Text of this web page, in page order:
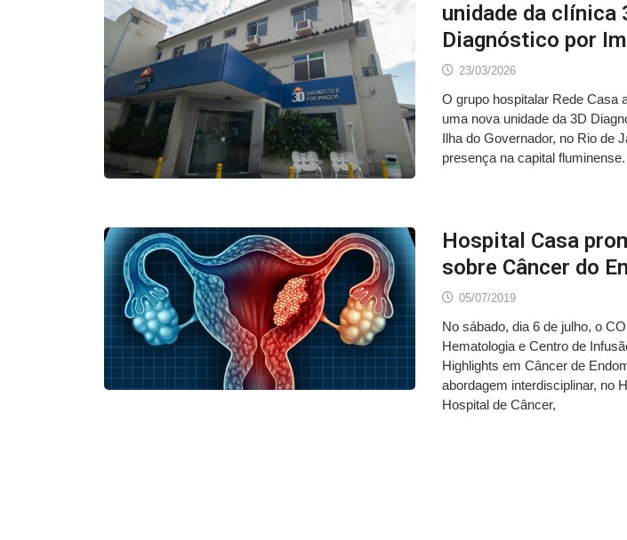
unidade da clínica
Diagnóstico por
23/03/2026
O grupo hospitalar Rede Casa
uma nova unidade da 3D
Ilha do Governador, no Rio de
presença na capital
Hospital Casa
sobre Câncer do
05/07/2019
No sábado, dia 6 de julho, o
Hematologia e Centro de
Highlights em Câncer de
abordagem interdisciplinar, no
Hospital de Câncer,